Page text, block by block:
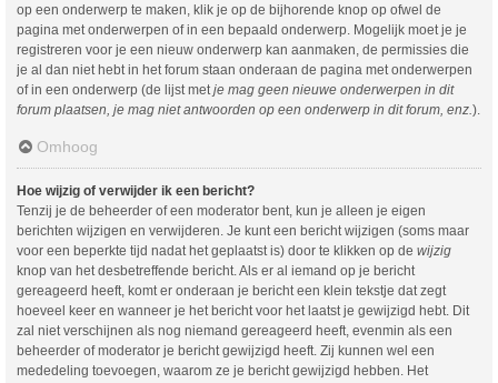
op een onderwerp te maken, klik je op de bijhorende knop op ofwel de
pagina met onderwerpen of in een bepaald onderwerp. Mogelijk moet je je
registreren voor je een nieuw onderwerp kan aanmaken, de permissies die
je al dan niet hebt in het forum staan onderaan de pagina met onderwerpen
of in een onderwerp (de lijst met je mag geen nieuwe onderwerpen in dit
forum plaatsen, je mag niet antwoorden op een onderwerp in dit forum, enz. ).
Omhoog
Hoe wijzig of verwijder ik een bericht?
Tenzij je de beheerder of een moderator bent, kun je alleen je eigen
berichten wijzigen en verwijderen. Je kunt een bericht wijzigen (soms maar
voor een beperkte tijd nadat het geplaatst is) door te klikken op de wijzig
knop van het desbetreffende bericht. Als er al iemand op je bericht
gereageerd heeft, komt er onderaan je bericht een klein tekstje dat zegt
hoeveel keer en wanneer je het bericht voor het laatst je gewijzigd hebt. Dit
zal niet verschijnen als nog niemand gereageerd heeft, evenmin als een
beheerder of moderator je bericht gewijzigd heeft. Zij kunnen wel een
mededeling toevoegen, waarom ze je bericht gewijzigd hebben. Het